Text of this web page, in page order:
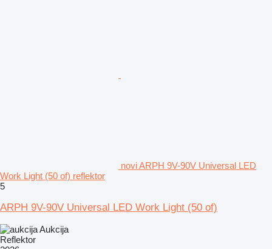
novi ARPH 9V-90V Universal LED
Work Light (50 of) reflektor
5
ARPH 9V-90V Universal LED Work Light (50 of)
Aukcija
Reflektor